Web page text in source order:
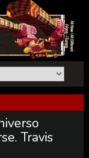
OF THE UNIVERSE.
Travis